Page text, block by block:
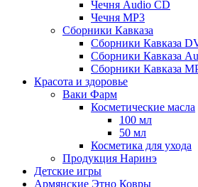
Чечня Audio CD
Чечня MP3
Сборники Кавказа
Сборники Кавказа
Сборники Кавказа
Сборники Кавказа
Красота и здоровье
Ваки Фарм
Косметические масла
100 мл
50 мл
Косметика для ухода
Продукция Наринэ
Детские игры
Армянские Этно Ковры